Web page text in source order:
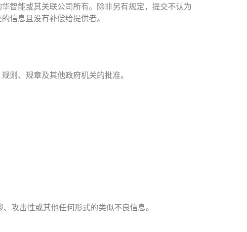
智能或其关联公司所有。除非另有规定，提交不认为
信息且没有补偿给提供者。
则、规章及其他政府机关的批准。
攻击性或其他任何形式的类似不良信息。